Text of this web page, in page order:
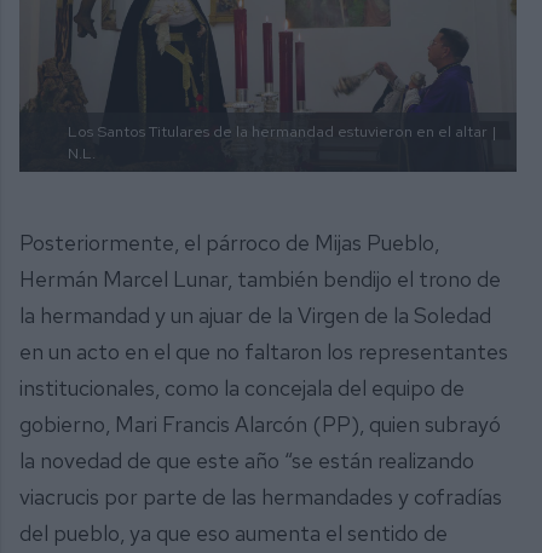
Los Santos Titulares de la hermandad estuvieron en el altar |
N.L.
Posteriormente, el párroco de Mijas Pueblo,
Hermán Marcel Lunar, también bendijo el trono de
la hermandad y un ajuar de la Virgen de la Soledad
en un acto en el que no faltaron los representantes
institucionales, como la concejala del equipo de
gobierno, Mari Francis Alarcón (PP), quien subrayó
la novedad de que este año “se están realizando
viacrucis por parte de las hermandades y cofradías
del pueblo, ya que eso aumenta el sentido de